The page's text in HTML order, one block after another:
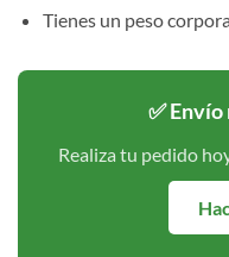
Tienes un peso
✅
Realiza tu pedido